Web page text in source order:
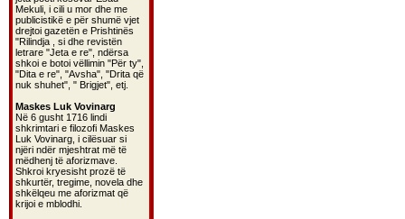
Mekuli, i cili u mor dhe me
publicistikë e për shumë vjet
drejtoi gazetën e Prishtinës
"Rilindja , si dhe revistën
letrare "Jeta e re", ndërsa
shkoi e botoi vëllimin "Për ty",
"Dita e re", "Avsha", "Drita që
nuk shuhet", " Brigjet", etj.
Maskes Luk Vovinarg
Në 6 gusht 1716 lindi
shkrimtari e filozofi Maskes
Luk Vovinarg, i cilësuar si
njëri ndër mjeshtrat më të
mëdhenj të aforizmave.
Shkroi kryesisht prozë të
shkurtër, tregime, novela dhe
shkëlqeu me aforizmat që
krijoi e mblodhi.